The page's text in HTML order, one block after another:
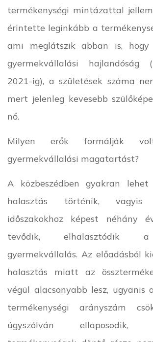
termékenységi mintázattal
érintette leginkább a
ami meglátszik abban is,
gyermekvállalási hajlandóság
2021-ig), a születések száma
mert jelenleg kevesebb
nő.
Milyen erők formálják
gyermekvállalási magatartást?
A közbeszédben gyakran
halasztás történik,
időszakokhoz képest néhány
tevődik, elhalasztódik
gyermekvállalás. Az előadásból
halasztás miatt az
végül alacsonyabb lesz, ugyanis
termékenységi arányszám
úgyszólván